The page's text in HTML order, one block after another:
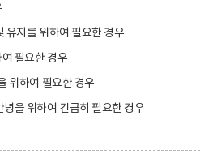
유지를 위하여 필요한 경우
필요한 경우
위하여 필요한 경우
을 위하여 긴급히 필요한 경우